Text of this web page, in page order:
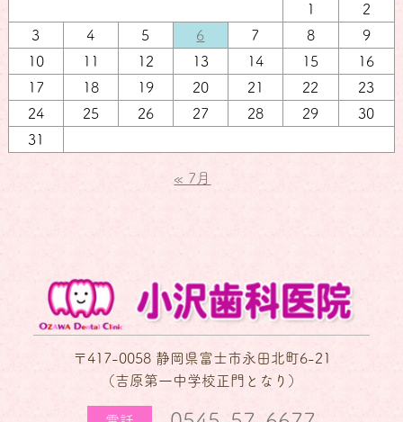
1
2
3
4 5 6 7 8
9
10
11 12 13 14 15
16
17
18 19 20 21 22
23
24
25 26 27 28 29
30
31
« 7月
〒417-0058 静岡県富士市永田北町6-21
（吉原第一中学校正門となり）